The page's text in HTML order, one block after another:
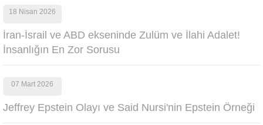
18 Nisan 2026
İran-İsrail ve ABD ekseninde Zulüm ve İlahi Adalet!
İnsanlığın En Zor Sorusu
07 Mart 2026
Jeffrey Epstein Olayı ve Said Nursi'nin Epstein Örneği